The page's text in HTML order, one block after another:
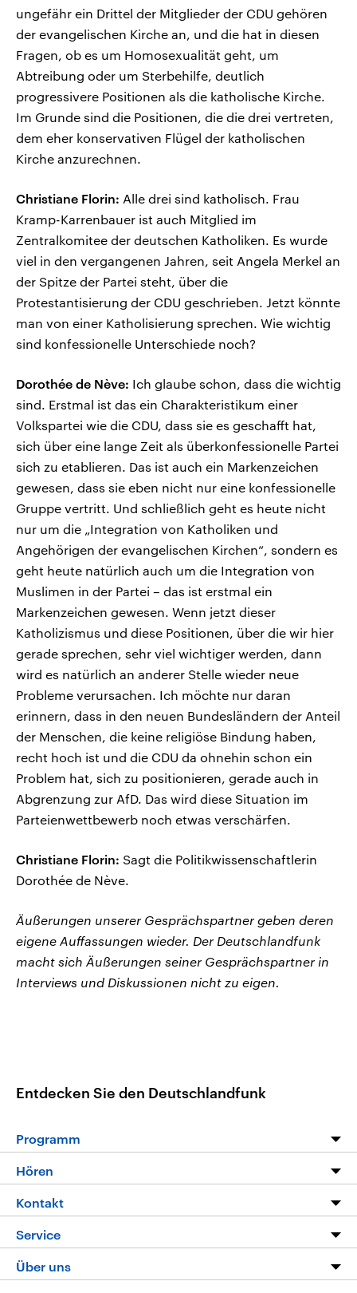
ungefähr ein Drittel der Mitglieder der CDU gehören
der evangelischen Kirche an, und die hat in diesen
Fragen, ob es um Homosexualität geht, um
Abtreibung oder um Sterbehilfe, deutlich
progressivere Positionen als die katholische Kirche.
Im Grunde sind die Positionen, die die drei vertreten,
dem eher konservativen Flügel der katholischen
Kirche anzurechnen.
Christiane Florin: Alle drei sind katholisch. Frau
Kramp-Karrenbauer ist auch Mitglied im
Zentralkomitee der deutschen Katholiken. Es wurde
viel in den vergangenen Jahren, seit Angela Merkel an
der Spitze der Partei steht, über die
Protestantisierung der CDU geschrieben. Jetzt könnte
man von einer Katholisierung sprechen. Wie wichtig
sind konfessionelle Unterschiede noch?
Dorothée de Nève: Ich glaube schon, dass die wichtig
sind. Erstmal ist das ein Charakteristikum einer
Volkspartei wie die CDU, dass sie es geschafft hat,
sich über eine lange Zeit als überkonfessionelle Partei
sich zu etablieren. Das ist auch ein Markenzeichen
gewesen, dass sie eben nicht nur eine konfessionelle
Gruppe vertritt. Und schließlich geht es heute nicht
nur um die „Integration von Katholiken und
Angehörigen der evangelischen Kirchen“, sondern es
geht heute natürlich auch um die Integration von
Muslimen in der Partei – das ist erstmal ein
Markenzeichen gewesen. Wenn jetzt dieser
Katholizismus und diese Positionen, über die wir hier
gerade sprechen, sehr viel wichtiger werden, dann
wird es natürlich an anderer Stelle wieder neue
Probleme verursachen. Ich möchte nur daran
erinnern, dass in den neuen Bundesländern der Anteil
der Menschen, die keine religiöse Bindung haben,
recht hoch ist und die CDU da ohnehin schon ein
Problem hat, sich zu positionieren, gerade auch in
Abgrenzung zur AfD. Das wird diese Situation im
Parteienwettbewerb noch etwas verschärfen.
Christiane Florin: Sagt die Politikwissenschaftlerin
Dorothée de Nève.
Äußerungen unserer Gesprächspartner geben deren
eigene Auffassungen wieder. Der Deutschlandfunk
macht sich Äußerungen seiner Gesprächspartner in
Interviews und Diskussionen nicht zu eigen.
Entdecken Sie den Deutschlandfunk
Programm
Programm
Die Nachrichten
Nachrichtenleicht
Neue Beiträge auf dlf.de
Hören
Livestream
Podcasts
Deutschlandfunk App
Kontakt
Hörerservice
Service
FAQ
Über uns